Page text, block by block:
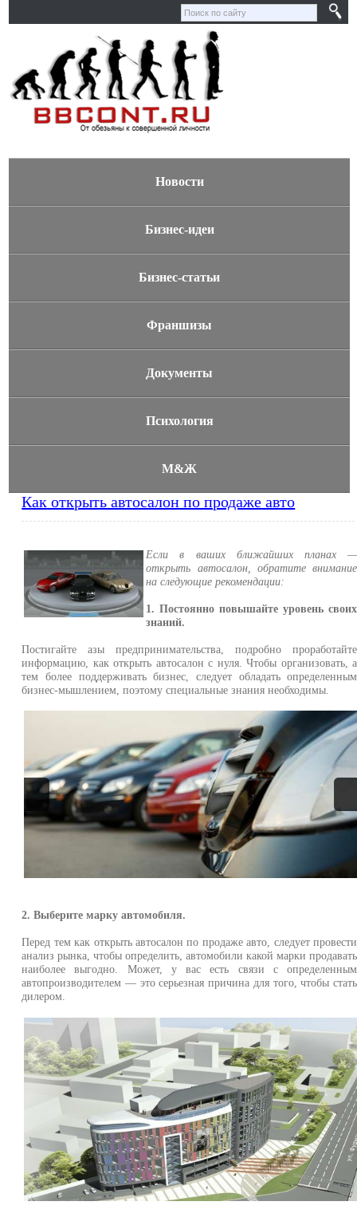
Новости
Бизнес-идеи
Бизнес-статьи
Франшизы
Документы
Психология
М&Ж
Как открыть автосалон по продаже авто
Если в ваших ближайших планах —
открыть автосалон, обратите внимание
на следующие рекомендации:
1. Постоянно повышайте уровень своих
знаний.
Постигайте азы предпринимательства, подробно проработайте
информацию, как открыть автосалон с нуля. Чтобы организовать, а
тем более поддерживать бизнес, следует обладать определенным
бизнес-мышлением, поэтому специальные знания необходимы.
2. Выберите марку автомобиля.
Перед тем как открыть автосалон по продаже авто, следует провести
анализ рынка, чтобы определить, автомобили какой марки продавать
наиболее выгодно. Может, у вас есть связи с определенным
автопроизводителем — это серьезная причина для того, чтобы стать
дилером.